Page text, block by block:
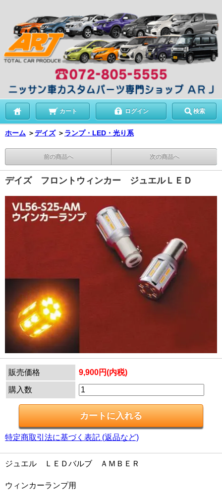
カート ログイン 検索
ホーム ＞デイズ ＞ ランプ・LED・光り系
前の商品へ 次の商品へ
デイズ フロントウィンカー ジュエルＬＥＤ
販売価格 9,900円(内税)
購入数
特定商取引法に基づく表記 (返品など)
ジュエル ＬＥＤバルブ ＡＭＢＥＲ
ウィンカーランプ用